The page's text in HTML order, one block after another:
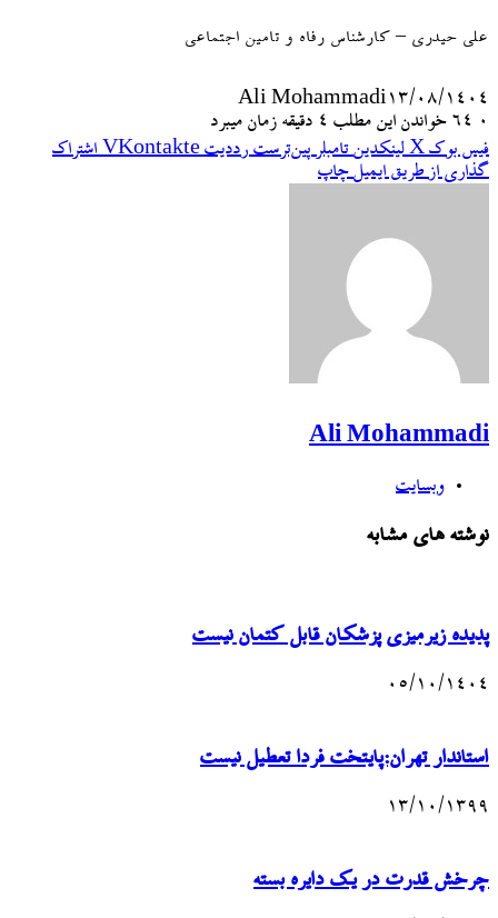
علی حیدری – کارشناس رفاه و تامین اجتماعی
Ali Mohammadi ۱۳/۰۸/۱۴۰۴
۰
خواندن این مطلب 4 دقیقه زمان میبرد
فیس بوک X لینکدین ‫تامبلر ‫پین‌ترست ‫رددیت ‫VKontakte اشتراک
گذاری از طریق ایمیل چاپ
Ali Mohammadi
وبسایت
نوشته های مشابه
پدیده زیرمیزی پزشکان قابل کتمان نیست
۰۵/۱۰/۱۴۰۴
استاندار تهران:پایتخت فردا تعطیل نیست
۱۳/۱۰/۱۳۹۹
چرخش قدرت در یک دایره بسته